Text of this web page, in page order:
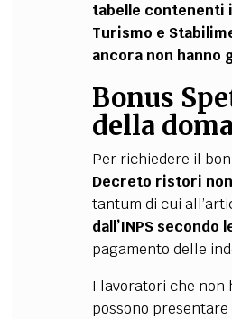
tabelle contenenti
Turismo e
ancora non hanno
Bonus
della
Per richiedere il
Decreto ristori
tantum di cui
dall’INPS
pagamento delle
I lavoratori che non
possono presentare